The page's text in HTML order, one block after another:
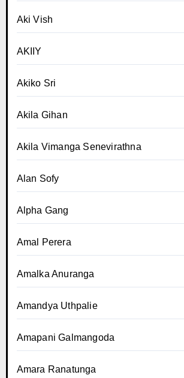
Aki Vish
AKIIY
Akiko Sri
Akila Gihan
Akila Vimanga Senevirathna
Alan Sofy
Alpha Gang
Amal Perera
Amalka Anuranga
Amandya Uthpalie
Amapani Galmangoda
Amara Ranatunga